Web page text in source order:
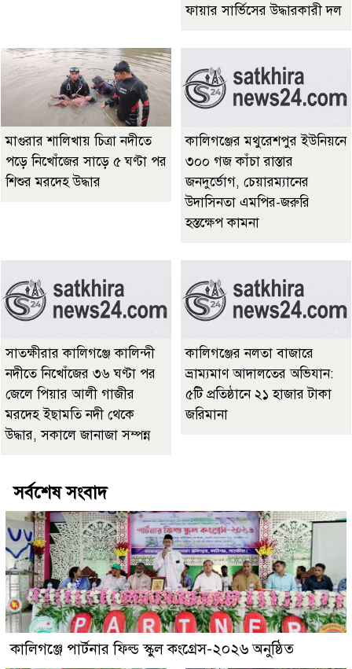
ফায়ার সার্ভিসের উদ্ধারকারী দল
মাগুরার শালিখায় চিত্রা নদীতে
পড়ে নিখোঁজের সাড়ে ৫ ঘণ্টা পর
শিশুর মরদেহ উদ্ধার
কালিগঞ্জের মথুরেশপুর ইউনিয়নে
৩০০ গজ কাঁচা রাস্তার
জনদুর্ভোগ, চেয়ারম্যানের
উদাসিনতা এমপির-জরুরি
হস্তক্ষেপ কামনা
সাতক্ষীরার কালিগঞ্জে কালিন্দী
নদীতে নিখোঁজের ৩৬ ঘণ্টা পর
জেলে পিয়ার আলী গাজীর
মরদেহ ইছাম‌তি নদী থে‌কে
উদ্ধার, সকালে জানাজা সম্পন্ন
কালিগঞ্জের নলতা বাজারে
ভ্রাম্যমাণ আদালতের অভিযান:
৫টি প্রতিষ্ঠানে ২১ হাজার টাকা
জরিমানা
সর্বশেষ সংবাদ
কালিগঞ্জে পার্টনার ফিল্ড স্কুল কংগ্রেস-২০২৬ অনুষ্ঠিত